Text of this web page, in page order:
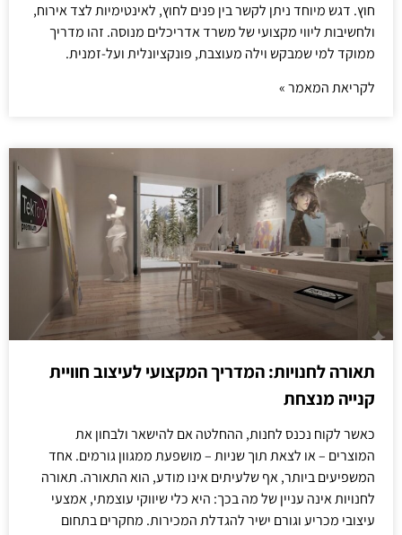
חוץ. דגש מיוחד ניתן לקשר בין פנים לחוץ, לאינטימיות לצד אירוח,
ולחשיבות ליווי מקצועי של משרד אדריכלים מנוסה. זהו מדריך
ממוקד למי שמבקש וילה מעוצבת, פונקציונלית ועל-זמנית.
לקריאת המאמר »
תאורה לחנויות: המדריך המקצועי לעיצוב חוויית
קנייה מנצחת
כאשר לקוח נכנס לחנות, ההחלטה אם להישאר ולבחון את
המוצרים – או לצאת תוך שניות – מושפעת ממגוון גורמים. אחד
המשפיעים ביותר, אף שלעיתים אינו מודע, הוא התאורה. תאורה
לחנויות אינה עניין של מה בכך: היא כלי שיווקי עוצמתי, אמצעי
עיצובי מכריע וגורם ישיר להגדלת המכירות. מחקרים בתחום